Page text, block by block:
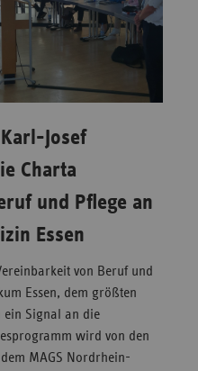
Josef
Charta
und Pflege an
Essen
von Beruf und
Essen, dem größten
ein Signal an die
wird von den
MAGS Nordrhein-